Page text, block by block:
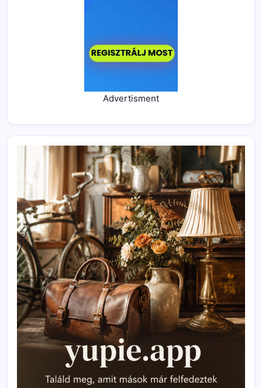
Advertisment